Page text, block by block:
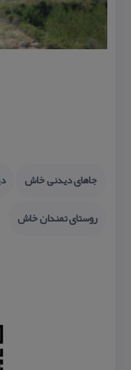
جاهای دیدنی خاش
روستای تمندان خاش